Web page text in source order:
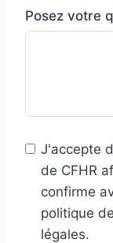
n
i
+
9
6
Posez votre
J'accepte
de CFHR
confirme
politique
légales.